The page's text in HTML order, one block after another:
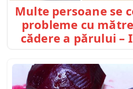
Multe persoane se
probleme cu
cădere a părului –